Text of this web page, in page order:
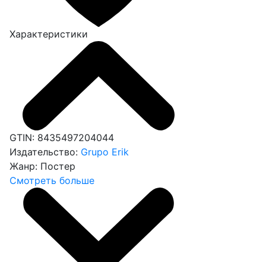
Характеристики
GTIN: 8435497204044
Издательство: Grupo Erik
Жанр: Постер
Смотреть больше